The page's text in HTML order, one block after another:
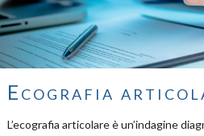
Ecografia
L’ecografia articolare è un’indagine